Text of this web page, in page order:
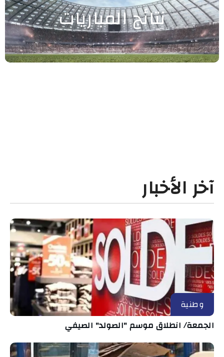
نتائج المباريات
آخر الأخبار
وطنية
الجمعة/ انطلاق موسم "الصولد" الصيفي